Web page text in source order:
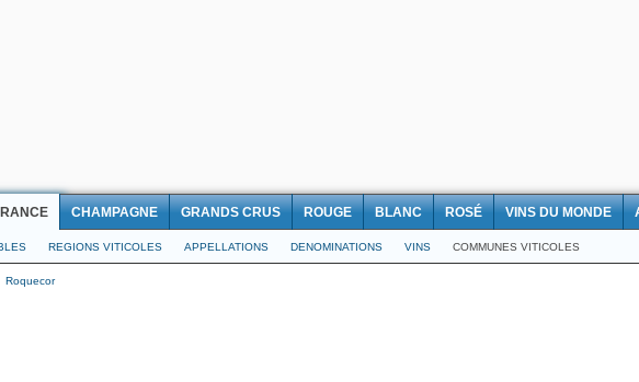
CHAMPAGNE GRANDS CRUS ROUGE BLANC ROSÉ VINS DU MONDE
REGIONS VITICOLES APPELLATIONS DENOMINATIONS VINS COMMUNES VITICOLES
Roquecor